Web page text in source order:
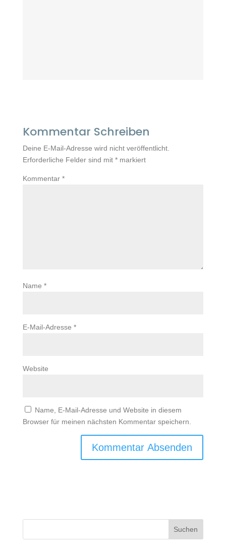
Kommentar Schreiben
Deine E-Mail-Adresse wird nicht veröffentlicht.
Erforderliche Felder sind mit *markiert
Kommentar *
Name *
E-Mail-Adresse *
Website
Name, E-Mail-Adresse und Website in diesem
Browser für meinen nächsten Kommentar speichern.
Suchen